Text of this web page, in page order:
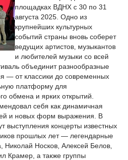
площадках ВДНХ с 30 по 31
августа 2025. Одно из
крупнейших культурных
событий страны вновь соберет
ведущих артистов, музыкантов
и любителей музыки со всей
объединит разнообразные
— от классики до современных
платформу для
обмена и ярких открытий.
себя как динамичная
и новых форм выражения. В
выступления концерты известных
прошлых лет — легендарные
Николай Носков, Алексей Белов,
Крамер, а также группы